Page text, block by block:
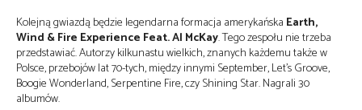
Kolejną gwiazdą będzie legendarna formacja amerykańska Earth,
Wind & Fire Experience Feat. Al McKay. Tego zespołu nie trzeba
przedstawiać. Autorzy kilkunastu wielkich, znanych każdemu także w
Polsce, przebojów lat 70-tych, między innymi September, Let’s Groove,
Boogie Wonderland, Serpentine Fire, czy Shining Star. Nagrali 30
albumów.